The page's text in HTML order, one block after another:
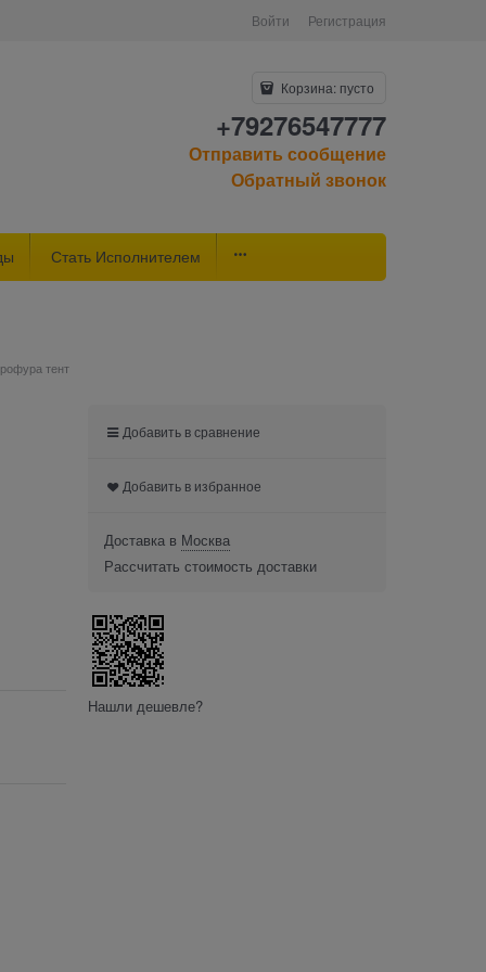
Войти Регистрация
Корзина: пусто
+79276547777
Отправить сообщение
Обратный звонок
Стать Исполнителем
тент
Добавить в сравнение
Добавить в избранное
Доставка в Москва
Рассчитать стоимость доставки
Нашли дешевле?